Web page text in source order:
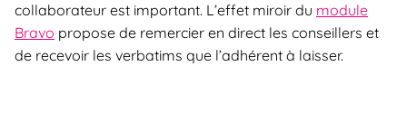
collaborateur est important. L’effet miroir du module
Bravo propose de remercier en direct les conseillers et
de recevoir les verbatims que l’adhérent à laisser.